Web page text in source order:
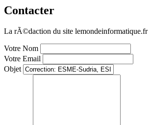
Contacter
La rÃ©daction du site lemondeinformatique.fr
Votre Nom
Votre Email
Objet